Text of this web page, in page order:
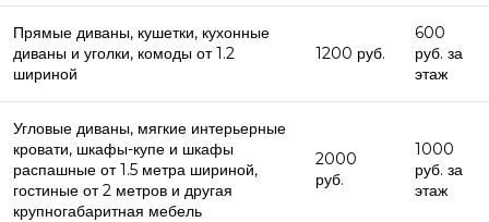
Прямые диваны, кушетки, кухонные
диваны и уголки, комоды от 1.2
шириной
1200 руб.
600
руб. за
этаж
Угловые диваны, мягкие интерьерные
кровати, шкафы-купе и шкафы
распашные от 1.5 метра шириной,
гостиные от 2 метров и другая
крупногабаритная мебель
2000
руб.
1000
руб. за
этаж